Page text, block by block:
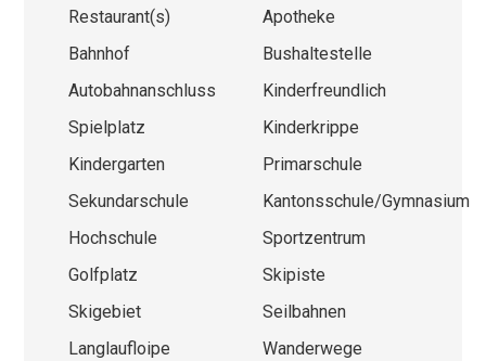
Restaurant(s)
Apotheke
Bahnhof
Bushaltestelle
Autobahnanschluss
Kinderfreundlich
Spielplatz
Kinderkrippe
Kindergarten
Primarschule
Sekundarschule
Kantonsschule/Gymnasium
Hochschule
Sportzentrum
Golfplatz
Skipiste
Skigebiet
Seilbahnen
Langlaufloipe
Wanderwege